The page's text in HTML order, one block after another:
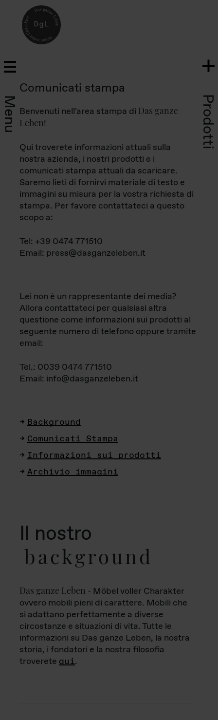
Menu Prodotti
Comunicati stampa
Benvenuti nell'area stampa di Das ganze
Leben!
Qui troverete informazioni attuali sulla
nostra azienda, i nostri prodotti e i
comunicati stampa attuali da scaricare.
Saremo lieti di fornirvi materiale di testo e
immagini su misura per la vostra richiesta di
stampa. Per favore contattateci a questo
scopo a:
Tel: +39 0474 771510
Email: press@dasganzeleben.it
Lei non è un rappresentante dei media?
Allora contattateci per qualsiasi altra
questione come informazioni sui prodotti al
seguente numero di telefono oppure tramite
email:
Tel.: 0039 0474 771510
Email: info@dasganzeleben.it
Background
Comunicati Stampa
Informazioni sui prodotti
Archivio immagini
Il nostro
background
Das ganze Leben - Möbel voller Charakter
ovvero mobili pieni di carattere. Mobili che
si adattano perfettamente a diverse
circostanze e situazioni di vita. Tutte le
informazioni su Das ganze Leben, la nostra
storia, i fondatori e la nostra filosofia
troverete qui.